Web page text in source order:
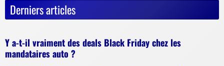
Derniers articles
Y a-t-il vraiment des deals Black Friday chez les
mandataires auto ?